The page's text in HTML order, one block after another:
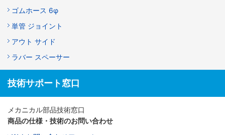
ゴムホース 6φ
単管 ジョイント
アウト サイド
ラバー スペーサー
技術サポート窓口
メカニカル部品技術窓口
商品の仕様・技術のお問い合わせ